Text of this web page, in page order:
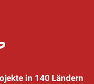
in 140 Ländern